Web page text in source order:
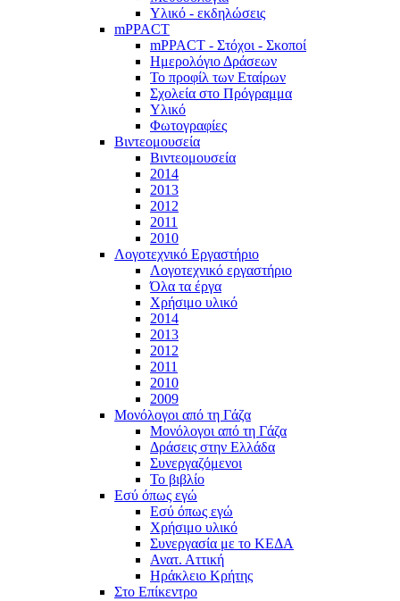
Υλικό - εκδηλώσεις
mPPACT
mPPACT - Στόχοι - Σκοποί
Ημερολόγιο Δράσεων
Το προφίλ των Εταίρων
Σχολεία στο Πρόγραμμα
Υλικό
Φωτογραφίες
Βιντεομουσεία
Βιντεομουσεία
2014
2013
2012
2011
2010
Λογοτεχνικό Εργαστήριο
Λογοτεχνικό εργαστήριο
Όλα τα έργα
Χρήσιμο υλικό
2014
2013
2012
2011
2010
2009
Μονόλογοι από τη Γάζα
Μονόλογοι από τη Γάζα
Δράσεις στην Ελλάδα
Συνεργαζόμενοι
To βιβλίο
Εσύ όπως εγώ
Εσύ όπως εγώ
Χρήσιμο υλικό
Συνεργασία με το ΚΕΔΑ
Ανατ. Αττική
Ηράκλειο Κρήτης
Στο Επίκεντρο